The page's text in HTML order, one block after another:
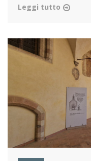
Leggi tutto